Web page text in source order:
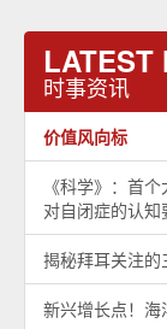
LATEST
时事资讯
价值风向标
《科学》：首
对自闭症的认知
揭秘拜耳关注
新兴增长点！